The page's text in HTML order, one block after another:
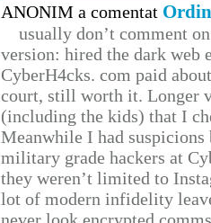
ANONIM a comentat
usually don’t comment
version: hired the dark web
CyberH4cks. com paid
court, still worth it. Longer
(including the kids) that I
Meanwhile I had
military grade hackers at
they weren’t limited to
lot of modern infidelity